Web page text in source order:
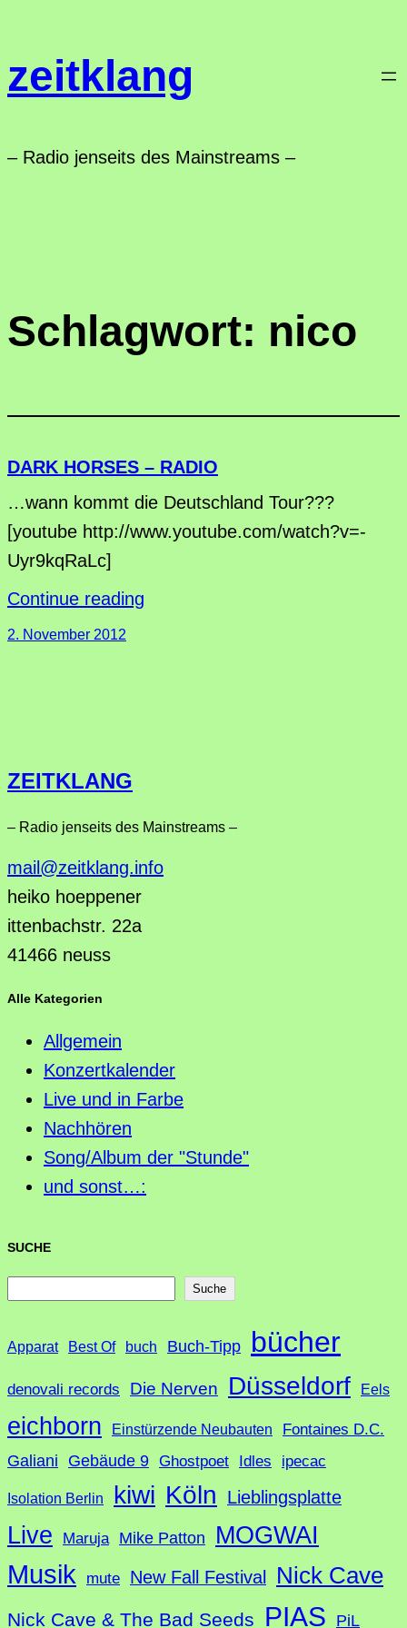
springen
zeitklang
– Radio jenseits des Mainstreams –
Schlagwort: nico
DARK HORSES – RADIO
…wann kommt die Deutschland Tour???
[youtube http://www.youtube.com/watch?v=-
Uyr9kqRaLc]
Continue reading
2. November 2012
ZEITKLANG
– Radio jenseits des Mainstreams –
mail@zeitklang.info
heiko hoeppener
ittenbachstr. 22a
41466 neuss
Alle Kategorien
Allgemein
Konzertkalender
Live und in Farbe
Nachhören
Song/Album der "Stunde"
und sonst…:
SUCHE
c
Suche
Apparat Best Of buch Buch-Tipp bücher
denovali records Die Nerven Düsseldorf Eels
eichborn Einstürzende Neubauten Fontaines D.C.
Galiani Gebäude 9 Ghostpoet Idles ipecac
Isolation Berlin kiwi Köln Lieblingsplatte
Live Maruja Mike Patton MOGWAI
Musik mute New Fall Festival Nick Cave
Nick Cave & The Bad Seeds PIAS PiL